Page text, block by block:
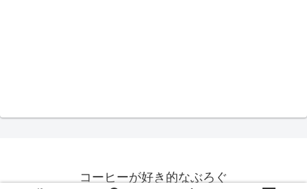
コーヒーが好き的なぶろぐ